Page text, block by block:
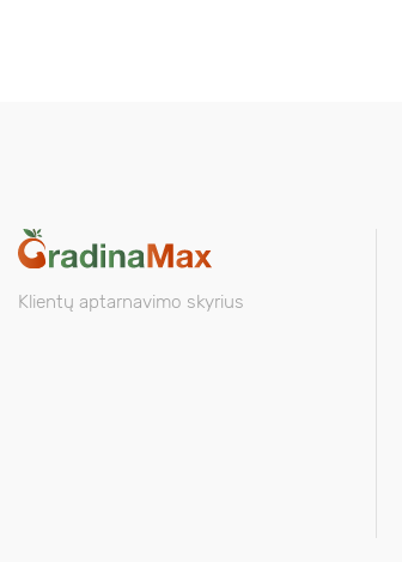
Klientų aptarnavimo skyrius